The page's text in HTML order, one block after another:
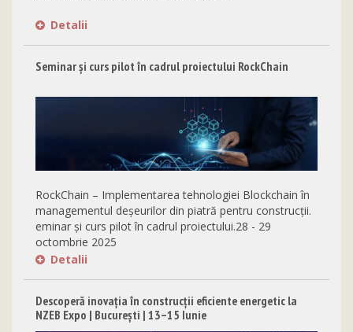
Detalii
Seminar și curs pilot în cadrul proiectului RockChain
RockChain – Implementarea tehnologiei Blockchain în
managementul deșeurilor din piatră pentru construcții.
eminar și curs pilot în cadrul proiectului.28 - 29
octombrie 2025
Detalii
Descoperă inovația în construcții eficiente energetic la
NZEB Expo | București | 13–15 Iunie